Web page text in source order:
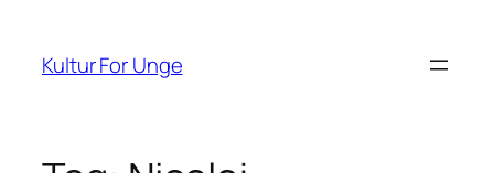
indhold
Kultur For Unge